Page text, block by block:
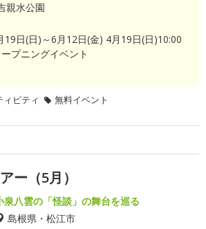
親水公園
19日(日)～6月12日(金) 4月19日(日)10:00
プニングイベント
ビティ 無料イベント
ー（5月）
泉八雲の「怪談」の舞台を巡る
島根県・松江市